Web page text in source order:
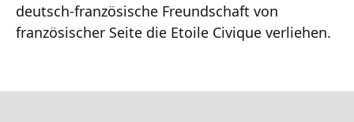
deutsch-französische Freundschaft von
französischer Seite die Etoile Civique verliehen.